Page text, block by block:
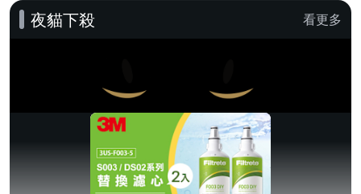
夜貓下殺 看更多